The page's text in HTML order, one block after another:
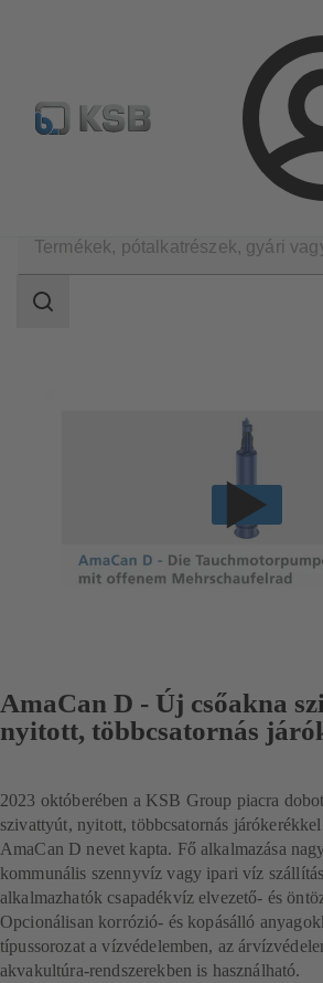
Hírlevél Termékkonfiguráció
tartomány
Keresési
AmaCan D - Új csőakna
nyitott, többcsatornás
2023 októberében a KSB Group piacra
szivattyút, nyitott, többcsatornás
AmaCan D nevet kapta. Fő alkalmazása
kommunális szennyvíz vagy ipari víz
alkalmazhatók csapadékvíz elvezető- és
Opcionálisan korrózió- és kopásálló
típussorozat a vízvédelemben, az
akvakultúra-rendszerekben is használható.